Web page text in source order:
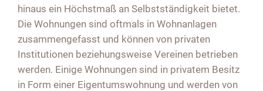
hinaus ein Höchstmaß an Selbstständigkeit bietet.
Die Wohnungen sind oftmals in Wohnanlagen
zusammengefasst und können von privaten
Institutionen beziehungsweise Vereinen betrieben
werden. Einige Wohnungen sind in privatem Besitz
in Form einer Eigentumswohnung und werden von